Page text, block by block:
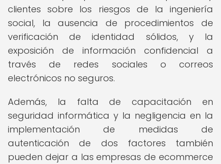
clientes sobre los riesgos de la ingeniería
social, la ausencia de procedimientos de
verificación de identidad sólidos, y la
exposición de información confidencial a
través de redes sociales o correos
electrónicos no seguros.
Además, la falta de capacitación en
seguridad informática y la negligencia en la
implementación de medidas de
autenticación de dos factores también
pueden dejar a las empresas de ecommerce